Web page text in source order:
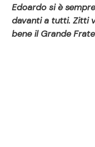
Edoardo si è
davanti a tutti. Zitti
bene il Grande